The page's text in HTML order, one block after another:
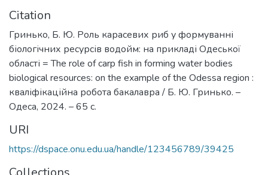
Citation
Гринько, Б. Ю. Роль карасевих риб у формуванні
біологічних ресурсів водойм: на прикладі Одеської
області = The role of carp fish in forming water bodies
biological resources: on the example of the Odessa region :
кваліфікаційна робота бакалавра / Б. Ю. Гринько. –
Одеса, 2024. – 65 с.
URI
https://dspace.onu.edu.ua/handle/123456789/39425